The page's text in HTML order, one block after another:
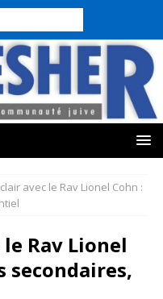
istanbul escort bayanlar
seks numara sıcak sex
sohbet numaraları
ucuz
avec le Rav Lionel Cohn :
Rav Lionel
secondaires,